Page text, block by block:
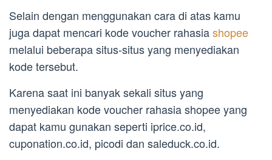
Selain dengan menggunakan cara di atas kamu
juga dapat mencari kode voucher rahasiashopee
melalui beberapa situs-situs yang menyediakan
kode tersebut.
Karena saat ini banyak sekali situs yang
menyediakan kode voucher rahasia shopee yang
dapat kamu gunakan seperti iprice.co.id,
cuponation.co.id, picodi dan saleduck.co.id.